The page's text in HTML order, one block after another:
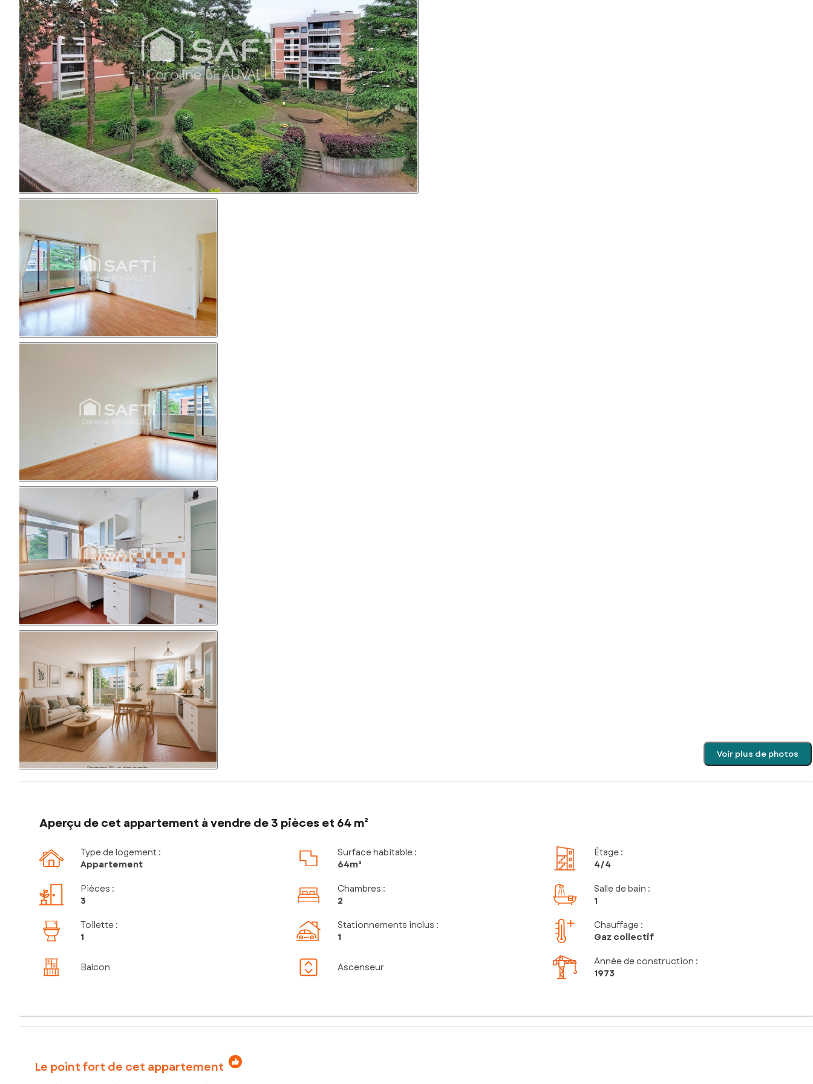
Voir plus de photos
Aperçu de cet appartement à vendre de 3 pièces et 64 m²
Type de logement :
Appartement
Surface habitable :
64m²
Étage :
4/4
Pièces :
3
Chambres :
2
Salle de bain :
1
Toilette :
1
Stationnements inclus :
1
Chauffage :
Gaz collectif
Balcon Ascenseur
Année de construction :
1973
Le point fort de cet appartement